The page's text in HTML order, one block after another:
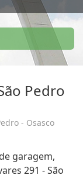
Pedro
- Osasco
garagem,
291 - São